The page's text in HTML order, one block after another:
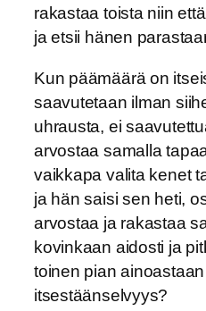
rakastaa toista niin
ja etsii hänen
Kun päämäärä on
saavutetaan ilman
uhrausta, ei
arvostaa samalla
vaikkapa valita kenet
ja hän saisi sen heti,
arvostaa ja rakastaa
kovinkaan aidosti ja
toinen pian
itsestäänselvyys?